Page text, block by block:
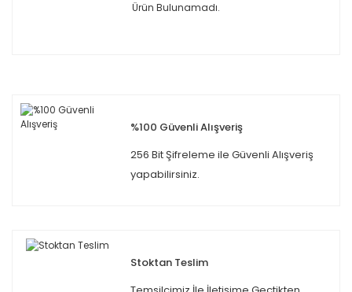
Ürün Bulunamadı.
%100 Güvenli Alışveriş
256 Bit Şifreleme ile Güvenli Alışveriş
yapabilirsiniz.
Stoktan Teslim